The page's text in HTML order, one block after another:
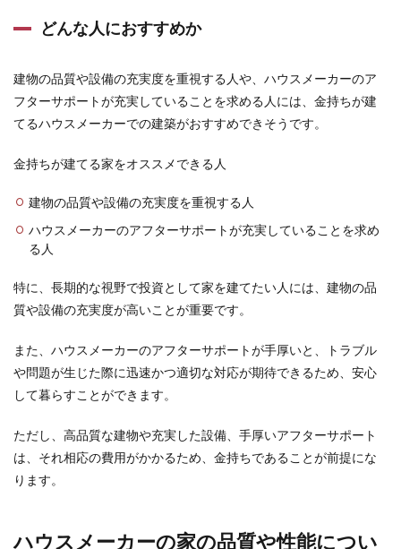
どんな人におすすめか
建物の品質や設備の充実度を重視する人や、ハウスメーカーのア
フターサポートが充実していることを求める人には、金持ちが建
てるハウスメーカーでの建築がおすすめできそうです。
金持ちが建てる家をオススメできる人
建物の品質や設備の充実度を重視する人
ハウスメーカーのアフターサポートが充実していることを求め
る人
特に、長期的な視野で投資として家を建てたい人には、建物の品
質や設備の充実度が高いことが重要です。
また、ハウスメーカーのアフターサポートが手厚いと、トラブル
や問題が生じた際に迅速かつ適切な対応が期待できるため、安心
して暮らすことができます。
ただし、高品質な建物や充実した設備、手厚いアフターサポート
は、それ相応の費用がかかるため、金持ちであることが前提にな
ります。
ハウスメーカーの家の品質や性能につい